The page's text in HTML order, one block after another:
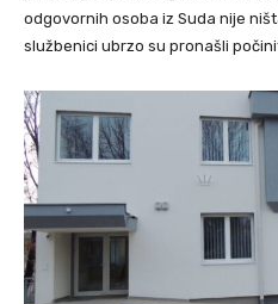
odgovornih osoba iz Suda nije
službenici ubrzo su pronašli